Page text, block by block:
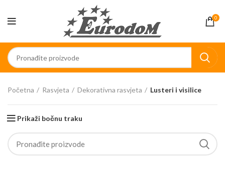
0
Početna Rasvjeta Dekorativna rasvjeta Lusteri i visilice
Prikaži bočnu traku